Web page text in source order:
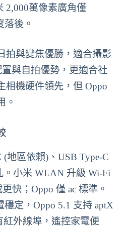
2,000萬像素廣角僅
落後。
拍與變焦優勝，適合攝影
與自拍優勢，更適合社
相機硬件領先，但 Oppo
。
地區依賴)、USB Type-C
。小米 WLAN 升級 Wi-Fi
快；Oppo 僅 ac 標準。
定，Oppo 5.1 支持 aptX
外線埠，遙控家電便